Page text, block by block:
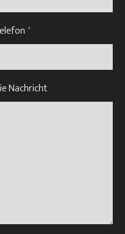
*
Nachricht